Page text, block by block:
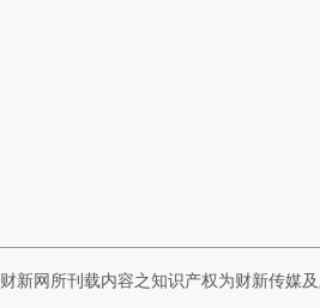
财新网所刊载内容之知识产权为财新传媒